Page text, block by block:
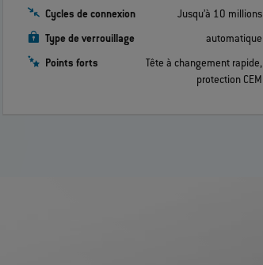
Cycles de connexion Jusqu’à 10 millions
Type de verrouillage automatique
Points forts
Tête à changement rapide,
protection CEM